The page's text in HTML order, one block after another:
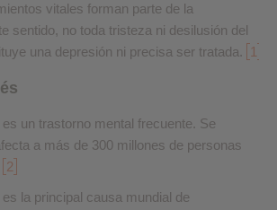
vitales forman parte de la
sentido, no toda tristeza ni desilusión del
una depresión ni precisa ser tratada.
1
un trastorno mental frecuente. Se
a más de 300 millones de personas
2
la principal causa mundial de